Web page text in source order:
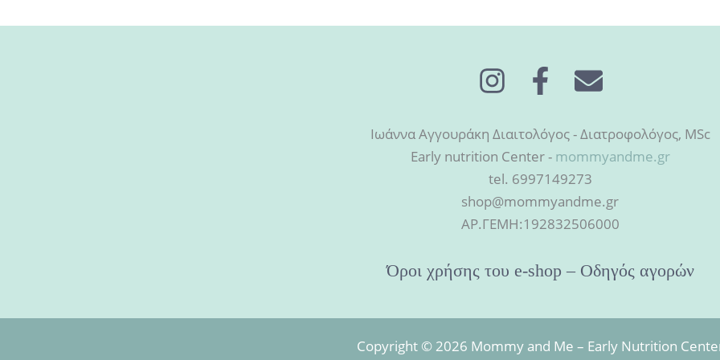
Ιωάννα Αγγουράκη Διαιτολόγος - Διατροφολόγος, MSc
Early nutrition Center - mommyandme.gr
tel. 6997149273
shop@mommyandme.gr
AΡ.ΓΕΜΗ:192832506000
Όροι χρήσης του e-shop – Οδηγός αγορών
Copyright © 2026 Mommy and Me – Early Nutrition